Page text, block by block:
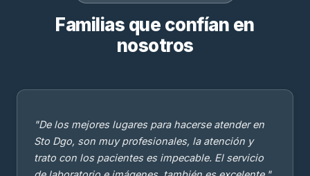
Familias que confían en
nosotros
"De los mejores lugares para hacerse atender en
Sto Dgo, son muy profesionales, la atención y
trato con los pacientes es impecable. El servicio